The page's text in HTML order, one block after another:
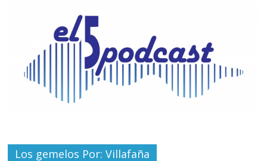
Los gemelos Por: Villafaña